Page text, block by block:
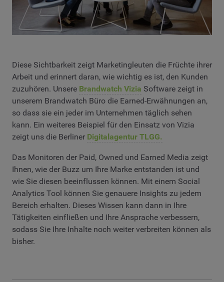
Diese Sichtbarkeit zeigt Marketingleuten die Früchte ihrer
Arbeit und erinnert daran, wie wichtig es ist, den Kunden
zuzuhören. Unsere Brandwatch Vizia Software zeigt in
unserem Brandwatch Büro die Earned-Erwähnungen an,
so dass sie ein jeder im Unternehmen täglich sehen
kann. Ein weiteres Beispiel für den Einsatz von Vizia
zeigt uns die Berliner Digitalagentur TLGG.
Das Monitoren der Paid, Owned und Earned Media zeigt
Ihnen, wie der Buzz um Ihre Marke entstanden ist und
wie Sie diesen beeinflussen können. Mit einem Social
Analytics Tool können Sie genauere Insights zu jedem
Bereich erhalten. Dieses Wissen kann dann in Ihre
Tätigkeiten einfließen und Ihre Ansprache verbessern,
sodass Sie Ihre Inhalte noch weiter verbreiten können als
bisher.